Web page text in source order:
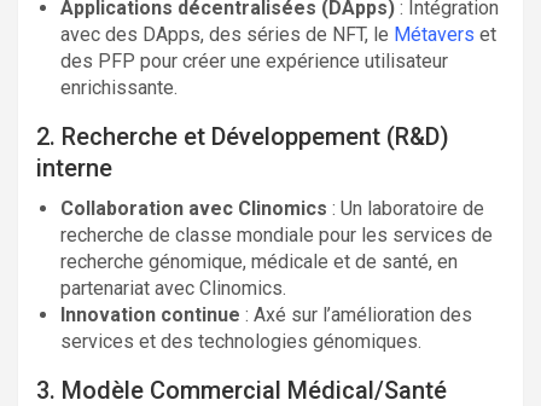
Applications décentralisées (DApps) : Intégration
avec des DApps, des séries de NFT, le Métavers et
des PFP pour créer une expérience utilisateur
enrichissante.
2. Recherche et Développement (R&D)
interne
Collaboration avec Clinomics : Un laboratoire de
recherche de classe mondiale pour les services de
recherche génomique, médicale et de santé, en
partenariat avec Clinomics.
Innovation continue : Axé sur l’amélioration des
services et des technologies génomiques.
3. Modèle Commercial Médical/Santé